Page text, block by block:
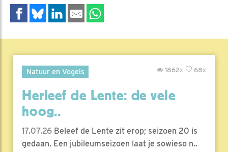
Natuur en Vogels 68x
1862x
Herleef de Lente: de vele
hoog..
17.07.26 Beleef de Lente zit erop; seizoen 20 is
gedaan. Een jubileumseizoen laat je sowieso n..